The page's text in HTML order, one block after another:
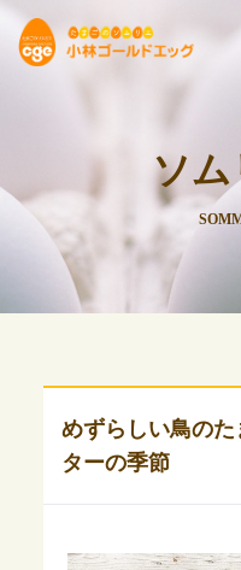
ソ
めずらしい鳥の
ターの季節